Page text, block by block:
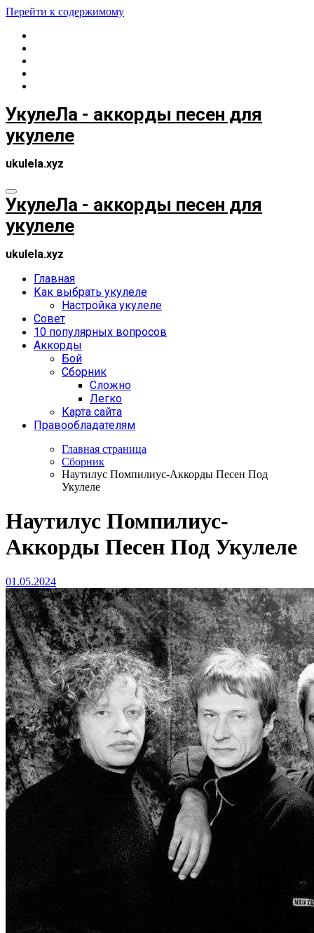
Перейти к содержимому
УкулеЛа - аккорды песен для
укулеле
ukulela.xyz
УкулеЛа - аккорды песен для
укулеле
ukulela.xyz
Главная
Как выбрать укулеле
Настройка укулеле
Совет
10 популярных вопросов
Аккорды
Бой
Сборник
Сложно
Легко
Карта сайта
Правообладателям
Главная страница
Сборник
Наутилус Помпилиус-Аккорды Песен Под
Укулеле
Наутилус Помпилиус-
Аккорды Песен Под Укулеле
01.05.2024